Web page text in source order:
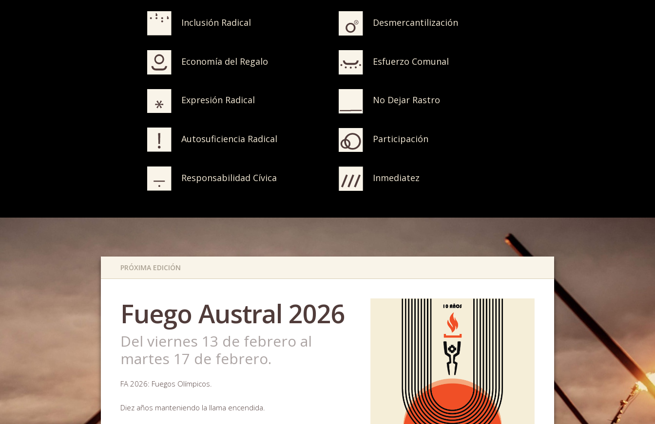
Inclusión Radical
Economía del Regalo
Expresión Radical
Autosuficiencia Radical
Responsabilidad Cívica
Desmercantilización
Esfuerzo Comunal
No Dejar Rastro
Participación
Inmediatez
PRÓXIMA EDICIÓN
Fuego Austral 2026
Del viernes 13 de febrero al
martes 17 de febrero.
FA 2026: Fuegos Olímpicos.
Diez años manteniendo la llama encendida.